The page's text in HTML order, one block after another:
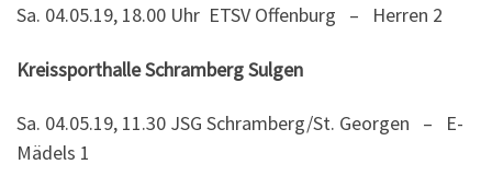
Sa. 04.05.19, 18.00 Uhr ETSV Offenburg – Herren 2
Kreissporthalle Schramberg Sulgen
Sa. 04.05.19, 11.30 JSG Schramberg/St. Georgen – E-
Mädels 1